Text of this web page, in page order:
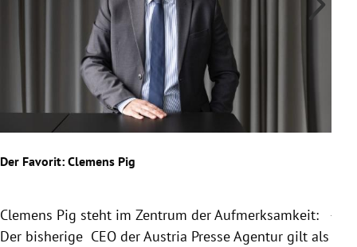
Der Favorit: Clemens Pig
Clemens Pig steht im Zentrum der Aufmerksamkeit:
Der bisherige CEO der Austria Presse Agentur gilt als